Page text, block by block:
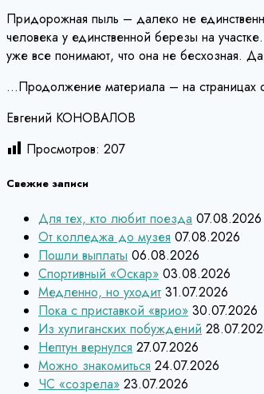
Придорожная пыль – далеко не
человека у единственной березы на
уже все понимают, что она не бесхозная.
…Продолжение материала – на страницах
Евгений КОНОВАЛОВ
Просмотров: 207
Свежие записи
Для тех, кто любит поезда 07.08.2026
От колледжа до музея 07.08.2026
Пошли выплаты 06.08.2026
Спортивный «Оскар» 03.08.2026
Медленно, но уходит 31.07.2026
Пока с приставкой «врио» 30.07.2026
Из хулиганских побуждений
Нептун вернулся 27.07.2026
Можно знакомиться 24.07.2026
ЧС «созрела» 23.07.2026